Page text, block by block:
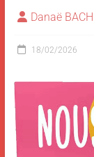
Danaë BACH
18/02/2026